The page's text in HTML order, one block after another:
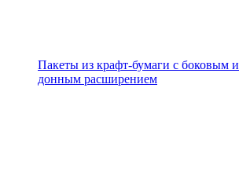
Пакеты из крафт-бумаги с боковым и
донным расширением